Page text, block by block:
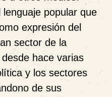
popular que
expresión del
sector de la
hace varias
y los sectores
de sus